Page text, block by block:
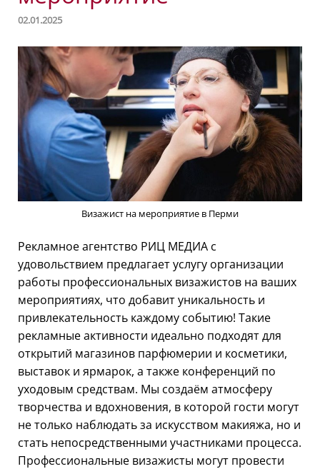
02.01.2025
Визажист на мероприятие в Перми
Рекламное агентство РИЦ МЕДИА с
удовольствием предлагает услугу организации
работы профессиональных визажистов на ваших
мероприятиях, что добавит уникальность и
привлекательность каждому событию! Такие
рекламные активности идеально подходят для
открытий магазинов парфюмерии и косметики,
выставок и ярмарок, а также конференций по
уходовым средствам. Мы создаём атмосферу
творчества и вдохновения, в которой гости могут
не только наблюдать за искусством макияжа, но и
стать непосредственными участниками процесса.
Профессиональные визажисты могут провести